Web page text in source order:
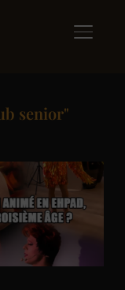
senior"